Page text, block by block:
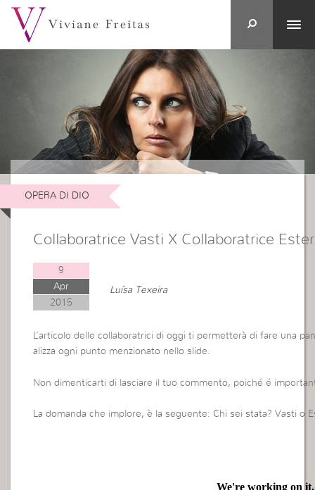
OPERA DI DIO
Collaboratrice Vasti X Collaboratrice Ester
9
Apr
2015
Luísa Texeira
L’articolo delle collaboratrici di oggi ti permetterà di fare una
alizza ogni punto menzionato nello slide.
Non dimenticarti di lasciare il tuo commento, poiché é
La domanda che implore, è la seguente: Chi sei stata? Vasti o